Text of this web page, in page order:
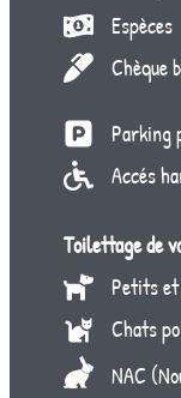
Espèces
Chèque
Parking
Accés
Toilettage de
Petits
Chats
NAC